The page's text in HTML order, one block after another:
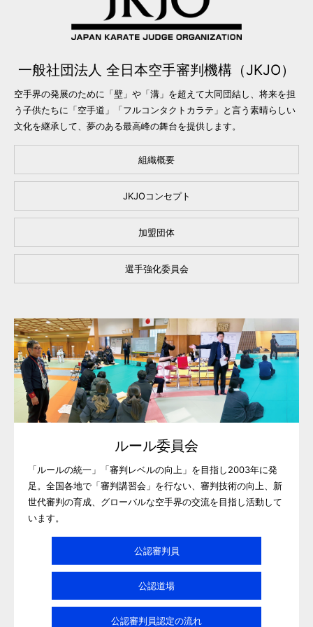
一般社団法人 全日本空手審判機構（JKJO）
空手界の発展のために「壁」や「溝」を超えて大同団結し、将来を担
う子供たちに「空手道」「フルコンタクトカラテ」と言う素晴らしい
文化を継承して、夢のある最高峰の舞台を提供します。
組織概要
JKJOコンセプト
加盟団体
選手強化委員会
ルール委員会
「ルールの統一」「審判レベルの向上」を目指し2003年に発
足。全国各地で「審判講習会」を行ない、審判技術の向上、新
世代審判の育成、グローバルな空手界の交流を目指し活動して
います。
公認審判員
公認道場
公認審判員認定の流れ